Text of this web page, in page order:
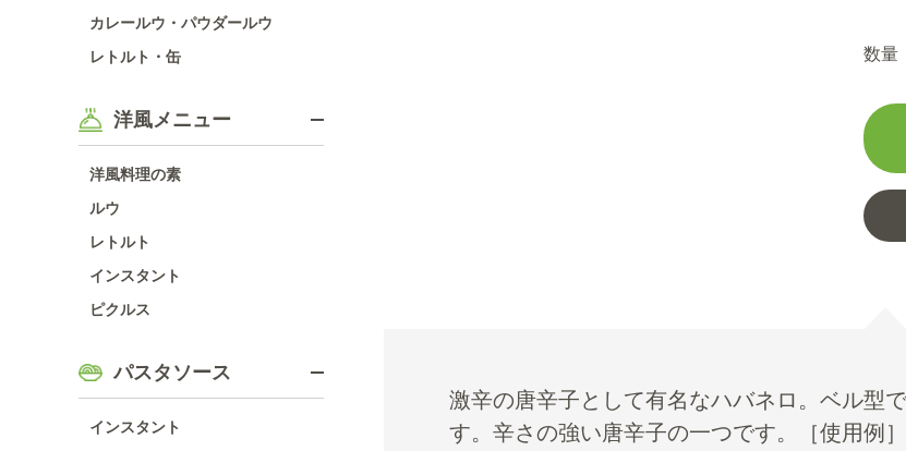
カレールウ・パウダールウ
レトルト・缶
洋風メニュー
洋風料理の素
ルウ
レトルト
インスタント
ピクルス
パスタソース
インスタント
数量
激辛の唐辛子として有名なハバネロ。ベル型
す。辛さの強い唐辛子の一つです。［使用例